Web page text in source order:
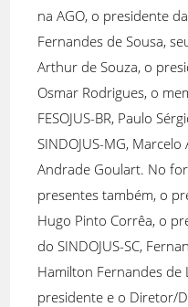
na AGO, o presidente
Fernandes de Sousa,
Arthur de Souza, o
Osmar Rodrigues, o
FESOJUS-BR, Paulo
SINDOJUS-MG,
Andrade Goulart. No
presentes também, o
Hugo Pinto Corrêa, o
do SINDOJUS-SC,
Hamilton Fernandes de
presidente e o Diretor/